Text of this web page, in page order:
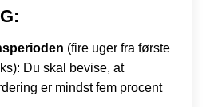
(fire uger fra første
Du skal bevise, at
er mindst fem procent